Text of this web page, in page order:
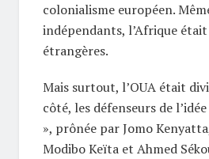
colonialisme européen.
indépendants, l’Afrique
étrangères.
Mais surtout, l’OUA était
côté, les défenseurs de
», prônée par Jomo
Modibo Keïta et Ahmed